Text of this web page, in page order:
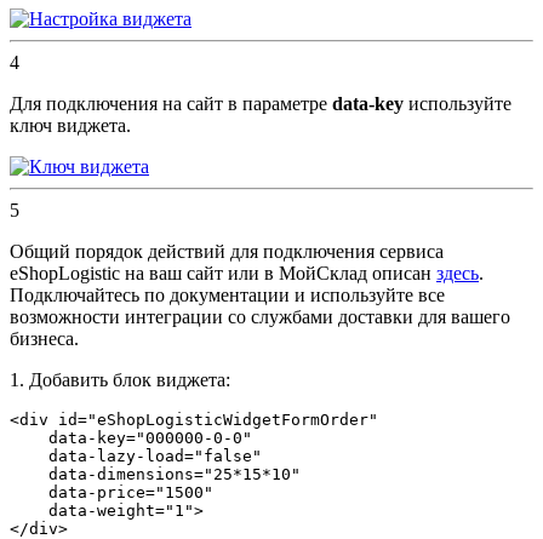
4
Для подключения на сайт в параметре data-key используйте
ключ виджета.
5
Общий порядок действий для подключения сервиса
eShopLogistic на ваш сайт или в МойСклад описан здесь.
Подключайтесь по документации и используйте все
возможности интеграции со службами доставки для вашего
бизнеса.
1. Добавить блок виджета:
<div id="eShopLogisticWidgetFormOrder"
data-key="000000-0-0"
data-lazy-load="false"
data-dimensions="25*15*10"
data-price="1500"
data-weight="1">
</div>